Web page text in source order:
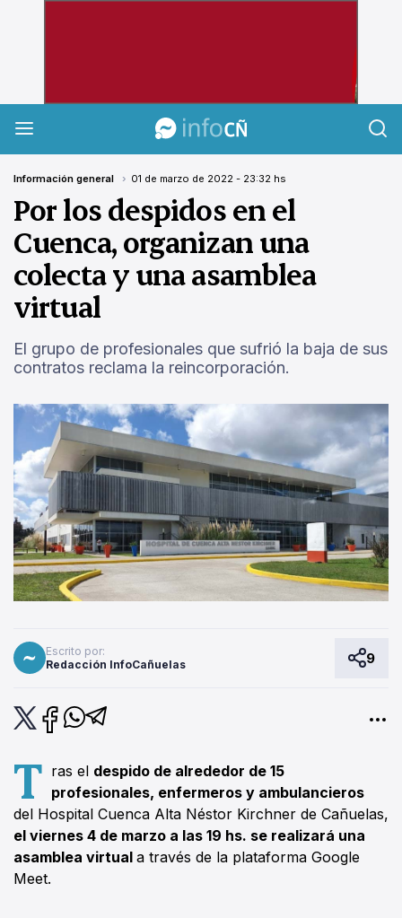
Información general 01 de marzo de 2022 - 23:32 hs
Por los despidos en el
Cuenca, organizan una
colecta y una asamblea
virtual
El grupo de profesionales que sufrió la baja de sus
contratos reclama la reincorporación.
Escrito por:
Redacción InfoCañuelas
9
T ras el despido de alrededor de 15
profesionales, enfermeros y ambulancieros
del Hospital Cuenca Alta Néstor Kirchner de Cañuelas,
el viernes 4 de marzo a las 19 hs. se realizará una
asamblea virtual a través de la plataforma Google
Meet.